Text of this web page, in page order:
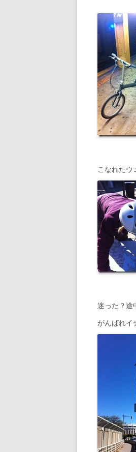
こなれたウ
迷った？途
がんばれイ